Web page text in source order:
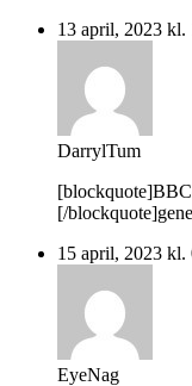
13 april, 2023 kl.
DarrylTum
[/
15 april, 2023 kl.
EyeNag